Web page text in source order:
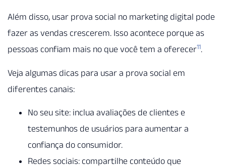
Além disso, usar prova social no marketing digital pode
fazer as vendas crescerem. Isso acontece porque as
pessoas confiam mais no que você tem a oferecer11.
Veja algumas dicas para usar a prova social em
diferentes canais:
No seu site: inclua avaliações de clientes e
testemunhos de usuários para aumentar a
confiança do consumidor.
Redes sociais: compartilhe conteúdo que